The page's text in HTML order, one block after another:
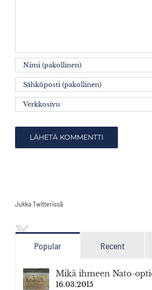
Jukka Twitterissä
Popular Recent
Mikä ihmeen Nato-
16.03.2015